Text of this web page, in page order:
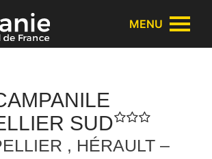
panel
MENU
SUD
, HÉRAULT –